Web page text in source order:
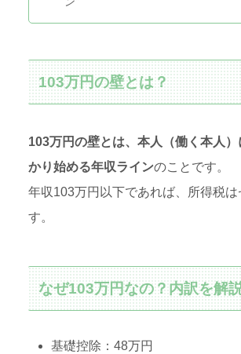
103万円の壁とは？
103万円の壁とは、本人（働く本人
かり始める年収ラインのことです。
年収103万円以下であれば、所得税は
す。
なぜ103万円なの？内訳を解
基礎控除：48万円